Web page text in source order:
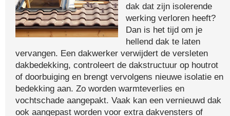
dak dat zijn isolerende
werking verloren heeft?
Dan is het tijd om je
hellend dak te laten
vervangen. Een dakwerker verwijdert de versleten
dakbedekking, controleert de dakstructuur op houtrot
of doorbuiging en brengt vervolgens nieuwe isolatie en
bedekking aan. Zo worden warmteverlies en
vochtschade aangepakt. Vaak kan een vernieuwd dak
ook aangepast worden voor extra dakvensters of